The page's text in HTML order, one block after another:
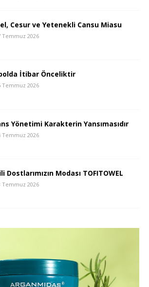
Cesur ve Yetenekli Cansu Miasu
Temmuz 2026
İtibar Önceliktir
Temmuz 2026
Yönetimi Karakterin Yansımasıdır
Temmuz 2026
Dostlarımızın Modası TOFITOWEL
Temmuz 2026